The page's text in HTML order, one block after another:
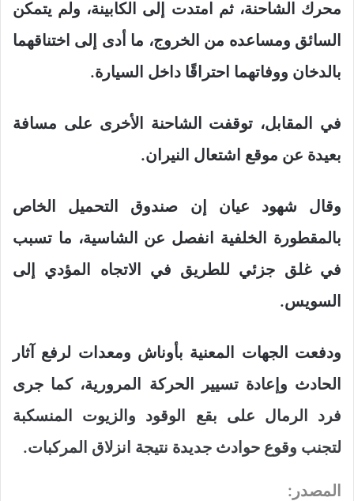
محرك الشاحنة، ثم امتدت إلى الكابينة، ولم يتمكن
السائق ومساعده من الخروج، ما أدى إلى اختناقهما
بالدخان ووفاتهما احتراقًا داخل السيارة.
في المقابل، توقفت الشاحنة الأخرى على مسافة
بعيدة عن موقع اشتعال النيران.
وقال شهود عيان إن صندوق التحميل الخاص
بالمقطورة الخلفية انفصل عن الشاسية، ما تسبب
في غلق جزئي للطريق في الاتجاه المؤدي إلى
السويس.
ودفعت الجهات المعنية بأوناش ومعدات لرفع آثار
الحادث وإعادة تسيير الحركة المرورية، كما جرى
فرد الرمال على بقع الوقود والزيوت المنسكبة
لتجنب وقوع حوادث جديدة نتيجة انزلاق المركبات.
المصدر: